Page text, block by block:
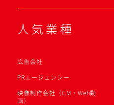
人気業種
広告会社
PRエージェンシー
映像制作会社（CM・Web動
画）